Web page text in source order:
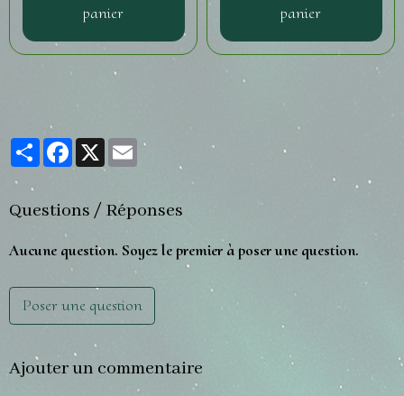
panier
panier
PartagerFacebook
X Email
Questions / Réponses
Aucune question. Soyez le premier à poser une question.
Poser une question
Ajouter un commentaire